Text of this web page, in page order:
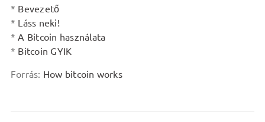
* Bevezető
* Láss neki!
*A Bitcoin használata
* Bitcoin GYIK
Forrás: How bitcoin works